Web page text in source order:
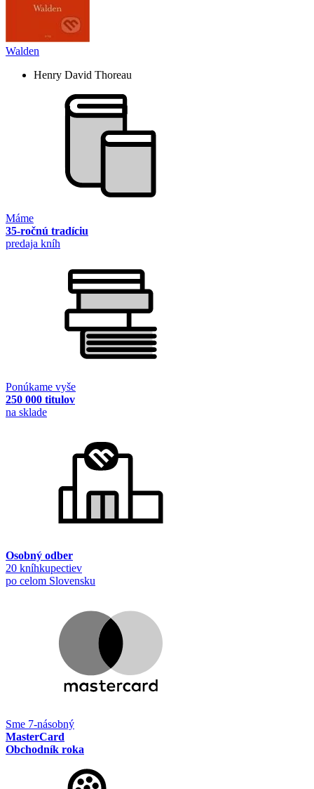
Walden
Henry David Thoreau
Máme
35-ročnú tradíciu
predaja kníh
Ponúkame vyše
250 000 titulov
na sklade
Osobný odber
20 kníhkupectiev
po celom Slovensku
Sme 7-násobný
MasterCard
Obchodník roka